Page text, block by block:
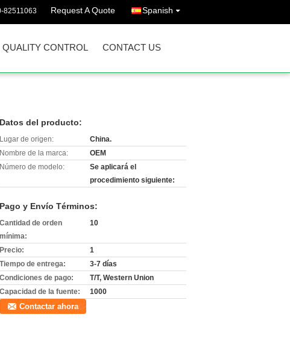
82511063 Request A Quote Spanish
QUALITY CONTROL CONTACT US
Datos del producto:
Lugar de origen:
China.
Nombre de la marca:
OEM
Número de modelo:
Se aplicará el
procedimiento siguiente:
Pago y Envío Términos:
Cantidad de orden
mínima:
10
Precio:
1
Tiempo de entrega:
3-7 días
Condiciones de pago:
T/T, Western Union
Capacidad de la fuente:
1000
Contactar ahora